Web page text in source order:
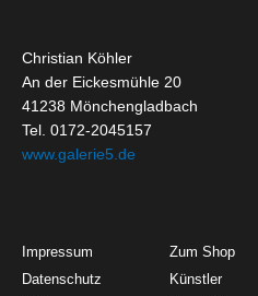
Christian Köhler
An der Eickesmühle 20
41238 Mönchengladbach
Tel. 0172-2045157
www.galerie5.de
Impressum
Datenschutz
Zum Shop
Künstler